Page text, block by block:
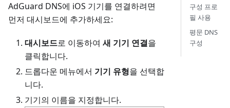
AdGuard DNS에 iOS 기기를 연결하려면
먼저 대시보드에 추가하세요:
대시보드로 이동하여 새 기기 연결을
클릭합니다.
드롭다운 메뉴에서 기기 유형을 선택합
니다.
기기의 이름을 지정합니다.
구성 프로
필 사용
평문 DNS
구성